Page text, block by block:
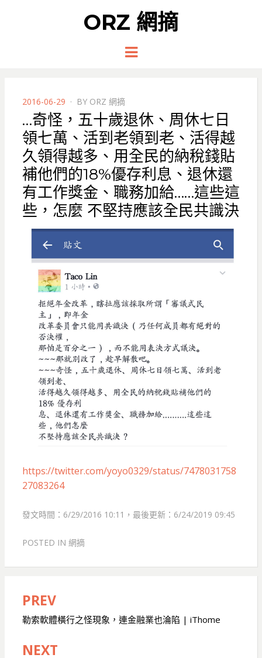
ORZ 網摘
Menu
POSTED
ON
2016-06-29 BY ORZ 網摘
…奇怪，五十歲退休、周休七日
領七萬、活到老領到老、活得越
久領得越多、用全民的納稅錢貼
補他們的18%優存利息、退休還
有工作獎金、職務加給……這些這
些，怎麼 不堅持應該全民共識決
https://twitter.com/yoyo0329/status/7478031758
27083264
發文時間：6/29/2016 10:11，最後更新：6/24/2019 09:45
POSTED IN 網摘
文
章
導
PREV
勒索軟體橫行之怪現象，連金融業也淪陷 | iThome
NEXT